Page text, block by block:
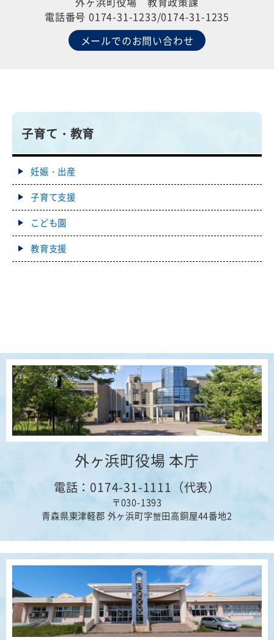
電話番号 0174-31-1233/0174-31-1235
メールでのお問い合わせ
子育て・教育
妊娠・出産
子育て支援
こども園
教育支援
外ヶ浜町役場 本庁
電話：0174-31-1111（代表）
〒030-1393
青森県東津軽郡 外ヶ浜町字蟹田高銅屋44番地2